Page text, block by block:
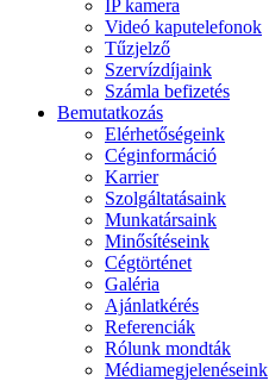
IP kamera
Videó kaputelefonok
Tűzjelző
Szervízdíjaink
Számla befizetés
Bemutatkozás
Elérhetőségeink
Céginformáció
Karrier
Szolgáltatásaink
Munkatársaink
Minősítéseink
Cégtörténet
Galéria
Ajánlatkérés
Referenciák
Rólunk mondták
Médiamegjelenéseink